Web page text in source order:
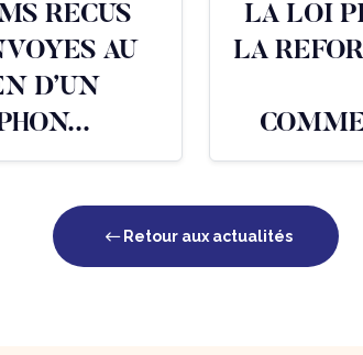
RECUS
AU
D’UN
LA LOI
LA
Retour aux actualités